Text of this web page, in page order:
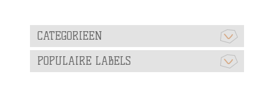
CATEGORIEEN
POPULAIRE LABELS